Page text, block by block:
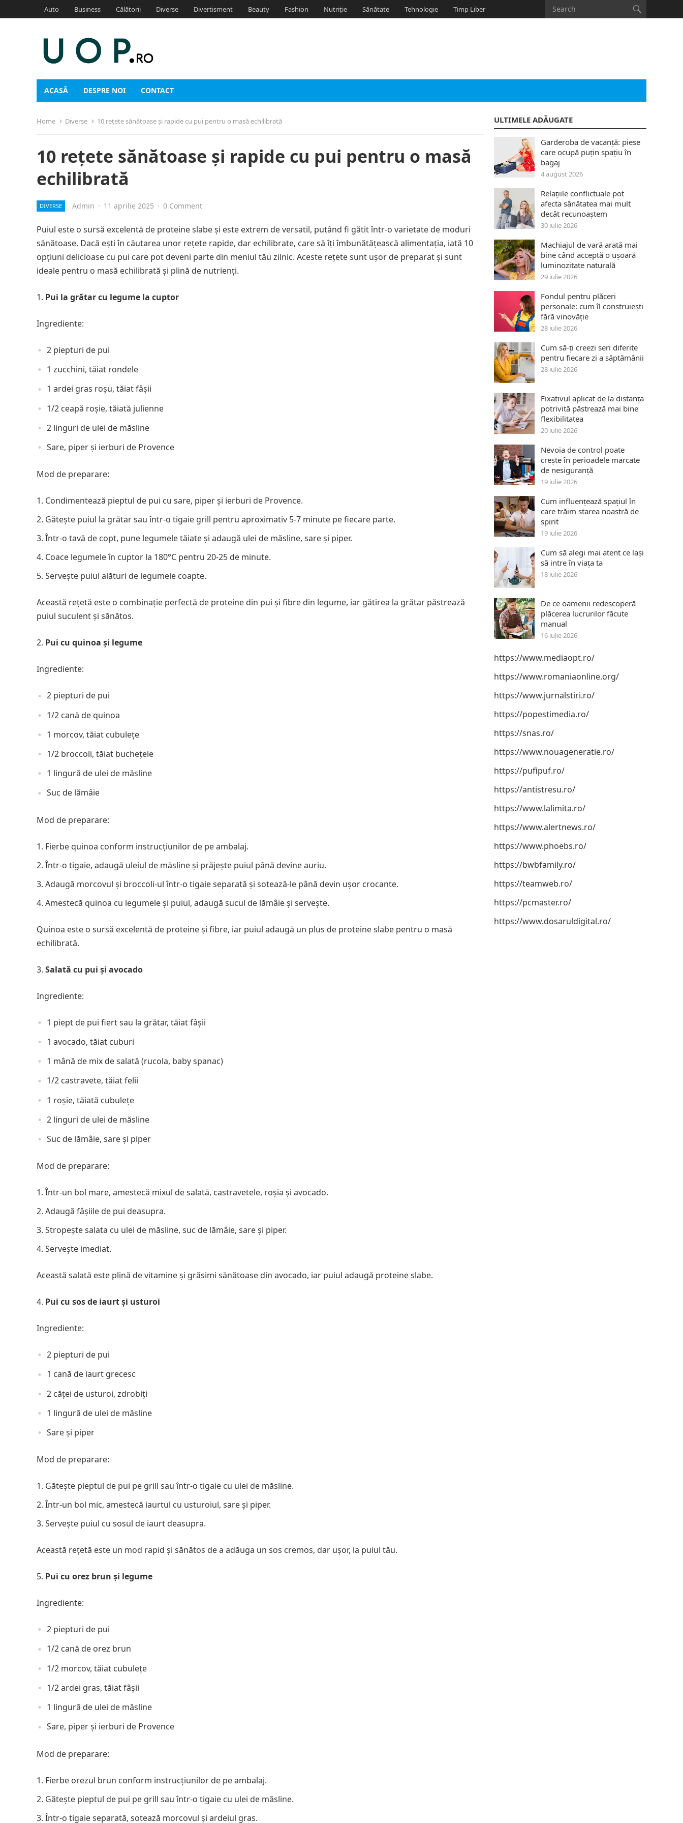
Auto Business Călătorii Diverse Divertisment Beauty Fashion Nutriție Sănătate Tehnologie Timp Liber
ACASĂ DESPRE NOI CONTACT
Home Diverse 10 rețete sănătoase și rapide cu pui pentru o masă echilibrată
10 rețete sănătoase și rapide cu pui pentru o masă
echilibrată
DIVERSE Admin · 11 aprilie 2025 · 0 Comment
Puiul este o sursă excelentă de proteine slabe și este extrem de versatil, putând fi gătit într-o varietate de moduri
sănătoase. Dacă ești în căutarea unor rețete rapide, dar echilibrate, care să îți îmbunătățească alimentația, iată 10
opțiuni delicioase cu pui care pot deveni parte din meniul tău zilnic. Aceste rețete sunt ușor de preparat și sunt
ideale pentru o masă echilibrată și plină de nutrienți.
Pui la grătar cu legume la cuptor
Ingrediente:
2 piepturi de pui
1 zucchini, tăiat rondele
1 ardei gras roșu, tăiat fâșii
1/2 ceapă roșie, tăiată julienne
2 linguri de ulei de măsline
Sare, piper și ierburi de Provence
Mod de preparare:
Condimentează pieptul de pui cu sare, piper și ierburi de Provence.
Gătește puiul la grătar sau într-o tigaie grill pentru aproximativ 5-7 minute pe fiecare parte.
Într-o tavă de copt, pune legumele tăiate și adaugă ulei de măsline, sare și piper.
Coace legumele în cuptor la 180°C pentru 20-25 de minute.
Servește puiul alături de legumele coapte.
Această rețetă este o combinație perfectă de proteine din pui și fibre din legume, iar gătirea la grătar păstrează
puiul suculent și sănătos.
Pui cu quinoa și legume
Ingrediente:
2 piepturi de pui
1/2 cană de quinoa
1 morcov, tăiat cubulețe
1/2 broccoli, tăiat buchețele
1 lingură de ulei de măsline
Suc de lămâie
Mod de preparare:
Fierbe quinoa conform instrucțiunilor de pe ambalaj.
Într-o tigaie, adaugă uleiul de măsline și prăjește puiul până devine auriu.
Adaugă morcovul și broccoli-ul într-o tigaie separată și sotează-le până devin ușor crocante.
Amestecă quinoa cu legumele și puiul, adaugă sucul de lămâie și servește.
Quinoa este o sursă excelentă de proteine și fibre, iar puiul adaugă un plus de proteine slabe pentru o masă
echilibrată.
Salată cu pui și avocado
Ingrediente:
1 piept de pui fiert sau la grătar, tăiat fâșii
1 avocado, tăiat cuburi
1 mână de mix de salată (rucola, baby spanac)
1/2 castravete, tăiat felii
1 roșie, tăiată cubulețe
2 linguri de ulei de măsline
Suc de lămâie, sare și piper
Mod de preparare:
Într-un bol mare, amestecă mixul de salată, castravetele, roșia și avocado.
Adaugă fâșiile de pui deasupra.
Stropește salata cu ulei de măsline, suc de lămâie, sare și piper.
Servește imediat.
Această salată este plină de vitamine și grăsimi sănătoase din avocado, iar puiul adaugă proteine slabe.
Pui cu sos de iaurt și usturoi
Ingrediente:
2 piepturi de pui
1 cană de iaurt grecesc
2 căței de usturoi, zdrobiți
1 lingură de ulei de măsline
Sare și piper
Mod de preparare:
Gătește pieptul de pui pe grill sau într-o tigaie cu ulei de măsline.
Într-un bol mic, amestecă iaurtul cu usturoiul, sare și piper.
Servește puiul cu sosul de iaurt deasupra.
Această rețetă este un mod rapid și sănătos de a adăuga un sos cremos, dar ușor, la puiul tău.
Pui cu orez brun și legume
Ingrediente:
2 piepturi de pui
1/2 cană de orez brun
1/2 morcov, tăiat cubulețe
1/2 ardei gras, tăiat fâșii
1 lingură de ulei de măsline
Sare, piper și ierburi de Provence
Mod de preparare:
Fierbe orezul brun conform instrucțiunilor de pe ambalaj.
Gătește pieptul de pui pe grill sau într-o tigaie cu ulei de măsline.
Într-o tigaie separată, sotează morcovul și ardeiul gras.
ULTIMELE ADĂUGATE
Garderoba de vacanță: piese
care ocupă puțin spațiu în
bagaj
4 august 2026
Relațiile conflictuale pot
afecta sănătatea mai mult
decât recunoaștem
30 iulie 2026
Machiajul de vară arată mai
bine când acceptă o ușoară
luminozitate naturală
29 iulie 2026
Fondul pentru plăceri
personale: cum îl construiești
fără vinovăție
28 iulie 2026
Cum să-ți creezi seri diferite
pentru fiecare zi a săptămânii
28 iulie 2026
Fixativul aplicat de la distanța
potrivită păstrează mai bine
flexibilitatea
20 iulie 2026
Nevoia de control poate
crește în perioadele marcate
de nesiguranță
19 iulie 2026
Cum influențează spațiul în
care trăim starea noastră de
spirit
19 iulie 2026
Cum să alegi mai atent ce lași
să intre în viața ta
18 iulie 2026
De ce oamenii redescoperă
plăcerea lucrurilor făcute
manual
16 iulie 2026
https://www.mediaopt.ro/
https://www.romaniaonline.org/
https://www.jurnalstiri.ro/
https://popestimedia.ro/
https://snas.ro/
https://www.nouageneratie.ro/
https://pufipuf.ro/
https://antistresu.ro/
https://www.lalimita.ro/
https://www.alertnews.ro/
https://www.phoebs.ro/
https://bwbfamily.ro/
https://teamweb.ro/
https://pcmaster.ro/
https://www.dosaruldigital.ro/